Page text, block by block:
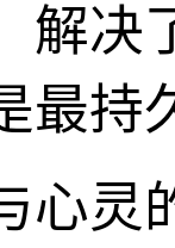
解决
最持
心灵